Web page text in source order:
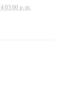
4:03:00 p. m.